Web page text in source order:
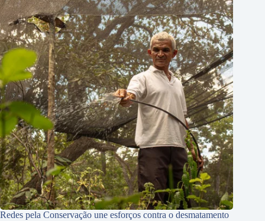
Redes pela Conservação une esforços contra o desmatamento